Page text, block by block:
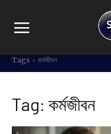
Tags কর্মজীবন
Tag: কর্মজীবন